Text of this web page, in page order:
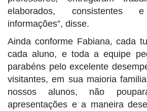
elaborados,
informações”, disse.
Ainda conforme Fabiana, cada
cada aluno, e toda a equipe
parabéns pelo excelente
visitantes, em sua maioria
nossos alunos, não
apresentações e a maneira